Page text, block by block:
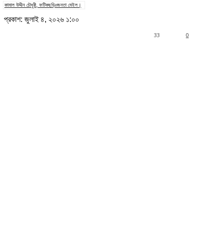
কামাল উদ্দীন চৌধুরী, ফটিকছড়িঃজনতা মেইল।
প্রকাশ: জুলাই ৪, ২০২৬ ১:০০
0
33